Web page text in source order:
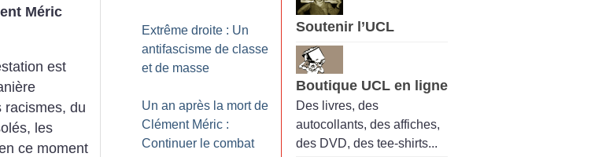
Méric
est
racismes, du
les
ce moment
Extrême droite : Un
antifascisme de classe
et de masse
Un an après la mort de
Clément Méric :
Continuer le combat
Soutenir l’UCL
Boutique UCL en ligne
Des livres, des
autocollants, des affiches,
des DVD, des tee-shirts...